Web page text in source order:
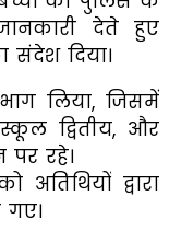
देते हुए
दिया।
लिया, जिसमें
द्वितीय, और
रहे।
अतिथियों द्वारा
गए।